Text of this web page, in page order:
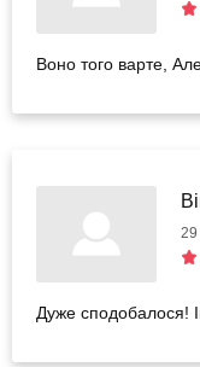
Воно того варте,
29
Дуже сподобалося!